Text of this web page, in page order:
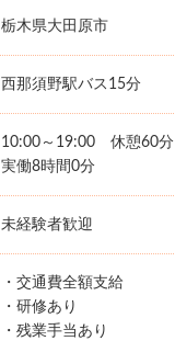
栃木県大田原市
西那須野駅バス15分
10:00～19:00 休憩60分
実働8時間0分
未経験者歓迎
・交通費全額支給
・研修あり
・残業手当あり